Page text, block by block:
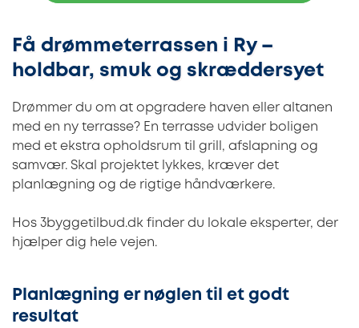
Få drømmeterrassen i Ry –
holdbar, smuk og skræddersyet
Drømmer du om at opgradere haven eller altanen
med en ny terrasse? En terrasse udvider boligen
med et ekstra opholdsrum til grill, afslapning og
samvær. Skal projektet lykkes, kræver det
planlægning og de rigtige håndværkere.
Hos 3byggetilbud.dk finder du lokale eksperter, der
hjælper dig hele vejen.
Planlægning er nøglen til et godt
resultat